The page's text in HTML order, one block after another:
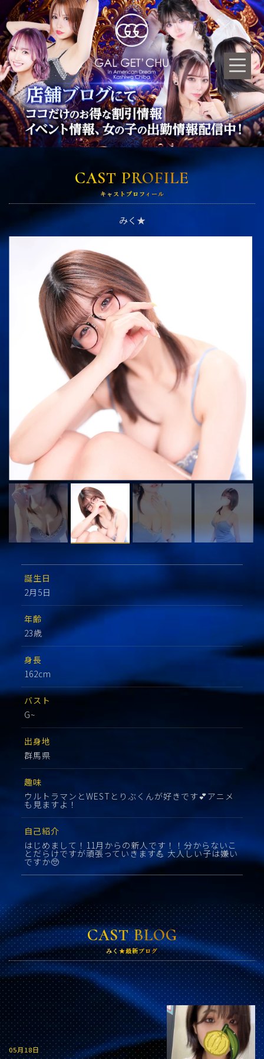
CAST PROFILE
キャストプロフィール
みく★
誕生日
2月5日
年齢
23歳
身長
162cm
バスト
G~
出身地
群馬県
趣味
ウルトラマンとWESTとりぶくんが好きです💕アニメ
も見ますよ！
自己紹介
はじめまして！11月からの新人です！！分からないこ
とだらけですが頑張っていきます💪 大人しい子は嫌い
ですか🥺
CAST BLOG
みく★最新ブログ
05月18日